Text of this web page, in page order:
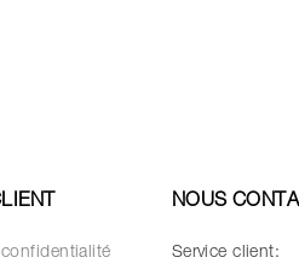
NOUS
Service client: